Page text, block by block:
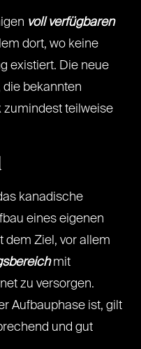
voll verfügbaren
dort, wo keine
existiert. Die neue
bekannten
zumindest teilweise
kanadische
eines eigenen
dem Ziel, vor allem
mit
zu versorgen.
Aufbauphase ist, gilt
und gut